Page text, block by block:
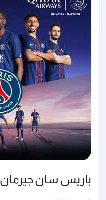
باريس سان جيرمان